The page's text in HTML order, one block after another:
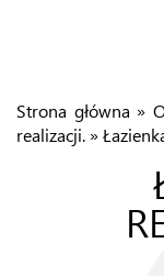
Strona główna »
realizacji. »